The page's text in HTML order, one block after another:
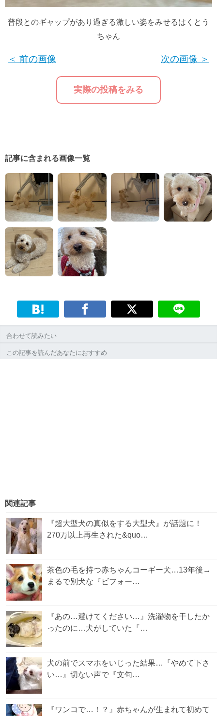
普段とのギャップがあり過ぎる激しい姿をみせるはくとう
ちゃん
＜ 前の画像
実際の投稿をみる
次の画像 ＞
記事に含まれる画像一覧
合わせて読みたい
この記事を読んだあなたにおすすめ
関連記事
『超大型犬の真似をする大型犬』が話題に！
270万以上再生された&quo…
茶色の毛を持つ赤ちゃんコーギー犬…13年後→
まるで別犬な『ビフォー…
『あの…避けてください…』洗濯物を干したか
ったのに…犬がしていた『…
犬の前でスマホをいじった結果…『やめて下さ
い…』切ない声で『文句…
『ワンコで…！？』赤ちゃんが生まれて初めて